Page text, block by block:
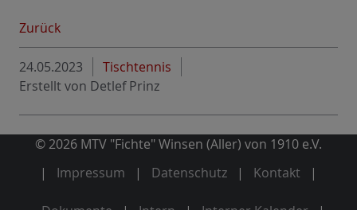
Zurück
24.05.2023
Tischtennis
Erstellt von Detlef Prinz
© 2026 MTV "Fichte" Winsen (Aller) von 1910 e.V.
Impressum
Datenschutz Kontakt